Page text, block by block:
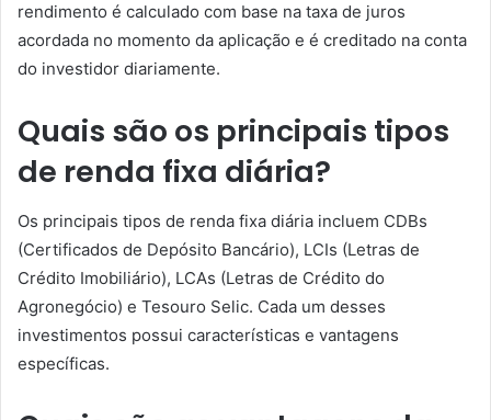
rendimento é calculado com base na taxa de juros
acordada no momento da aplicação e é creditado na conta
do investidor diariamente.
Quais são os principais tipos
de renda fixa diária?
Os principais tipos de renda fixa diária incluem CDBs
(Certificados de Depósito Bancário), LCIs (Letras de
Crédito Imobiliário), LCAs (Letras de Crédito do
Agronegócio) e Tesouro Selic. Cada um desses
investimentos possui características e vantagens
específicas.